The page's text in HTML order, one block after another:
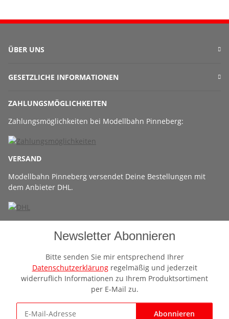
ÜBER UNS
GESETZLICHE INFORMATIONEN
ZAHLUNGSMÖGLICHKEITEN
Zahlungsmöglichkeiten bei Modellbahn Pinneberg:
VERSAND
Modellbahn Pinneberg versendet Deine Bestellungen mit
dem Anbieter DHL.
Newsletter Abonnieren
Bitte senden Sie mir entsprechend Ihrer
Datenschutzerklärungregelmäßig und jederzeit
widerruflich Informationen zu Ihrem Produktsortiment
per E-Mail zu.
Abonnieren